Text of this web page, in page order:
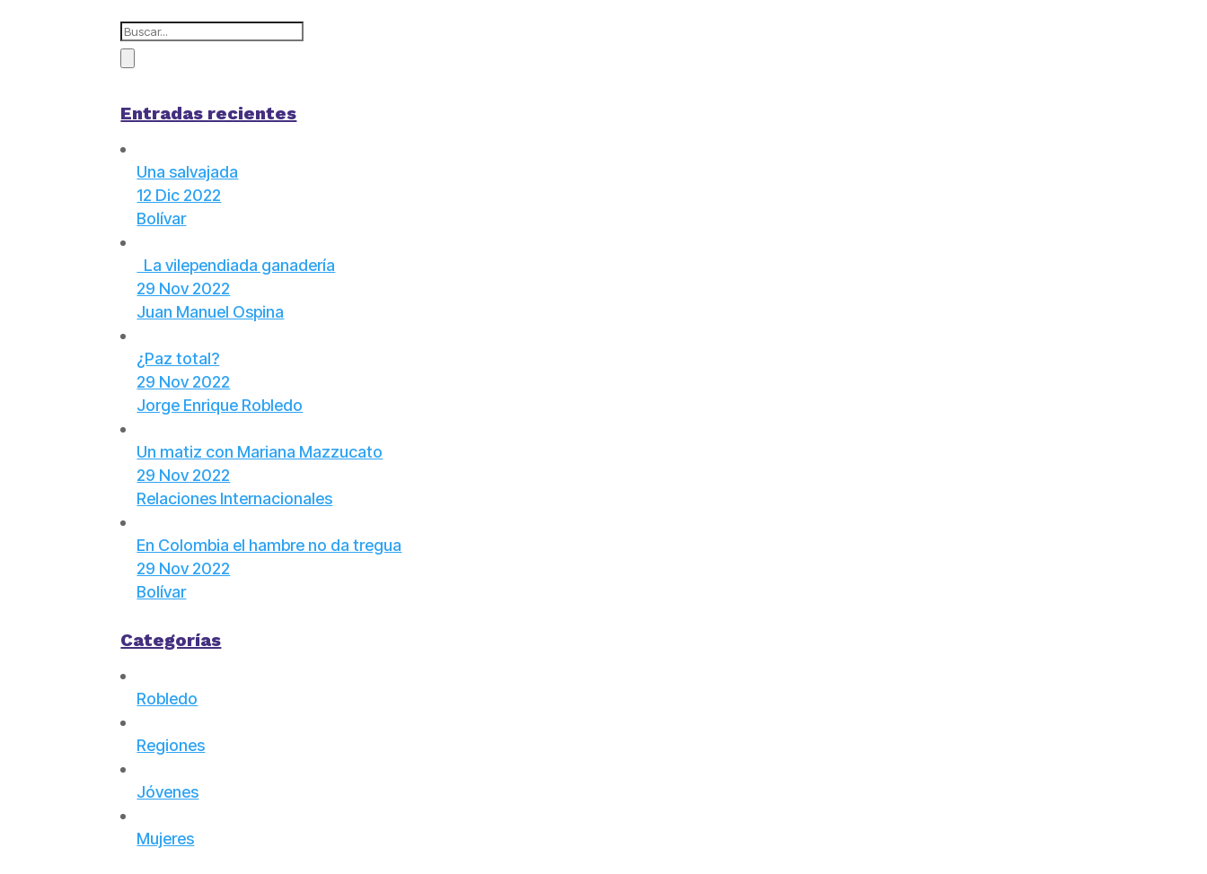
Entradas recientes
Una salvajada
12 Dic 2022
Bolívar
La vilependiada ganadería
29 Nov 2022
Juan Manuel Ospina
¿Paz total?
29 Nov 2022
Jorge Enrique Robledo
Un matiz con Mariana Mazzucato
29 Nov 2022
Relaciones Internacionales
En Colombia el hambre no da tregua
29 Nov 2022
Bolívar
Categorías
Robledo
Regiones
Jóvenes
Mujeres